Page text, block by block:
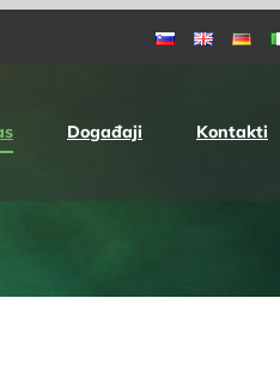
Događaji Kontakti